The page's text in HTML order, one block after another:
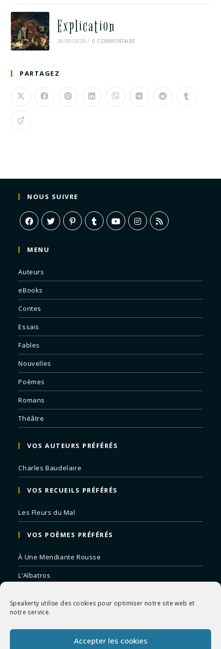
Speakerty utilise des cookies pour optimiser notre site web et
notre service.
Accepter les cookies
Explication
26/09/2020 / 0 COMMENTAIRE
PARTAGEZ
NOUS SUIVRE
MENU
Auteurs
eBooks
Contes
Essais
Fables
Nouvelles
Poèmes
Romans
Théâtre
VOS AUTEURS PRÉFÉRÉS
Charles Baudelaire
VOS RECUEILS PRÉFÉRÉS
Les Fleurs du Mal
VOS POÈMES PRÉFÉRÉS
À Une Mendiante Rousse
L’Albatros
Remords Posthume
La Mort des Artistes